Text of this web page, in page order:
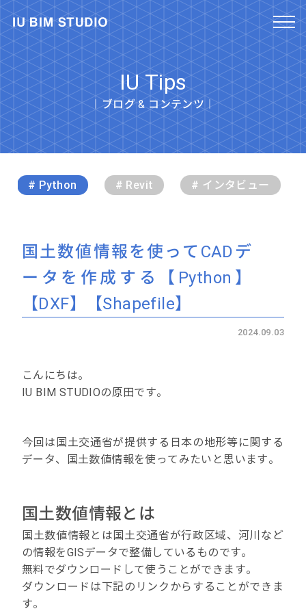
IU Tips
︱ブログ & コンテンツ︱
# Python # Revit # インタビュー
国土数値情報を使ってCADデ
ータを作成する【Python】
【DXF】【Shapefile】
2024.09.03
こんにちは。
IU BIM STUDIOの原田です。
今回は国土交通省が提供する日本の地形等に関する
データ、国土数値情報を使ってみたいと思います。
国土数値情報とは
国土数値情報とは国土交通省が行政区域、河川など
の情報をGISデータで整備しているものです。
無料でダウンロードして使うことができます。
ダウンロードは下記のリンクからすることができま
す。